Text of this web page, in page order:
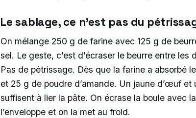
Le sablage, ce n’est pas du
On mélange 250 g de farine avec 125 g de
sel. Le geste, c’est d’écraser le beurre entre
Pas de pétrissage. Dès que la farine a absorbé
et 25 g de poudre d’amande. Un jaune d’œuf et
suffisent à lier la pâte. On écrase la boule avec
l’enveloppe et on la met au froid.